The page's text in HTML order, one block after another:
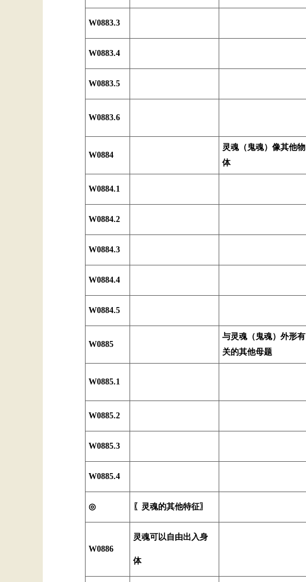
W0883.3
W0883.4
W0883.5
W0883.6
W0884
灵魂（鬼魂）像其他物
体
W0884.1
W0884.2
W0884.3
W0884.4
W0884.5
W0885
与灵魂（鬼魂）外形有
关的其他母题
W0885.1
W0885.2
W0885.3
W0885.4
◎ 〖灵魂的其他特征〗
W0886
灵魂可以自由出入身
体